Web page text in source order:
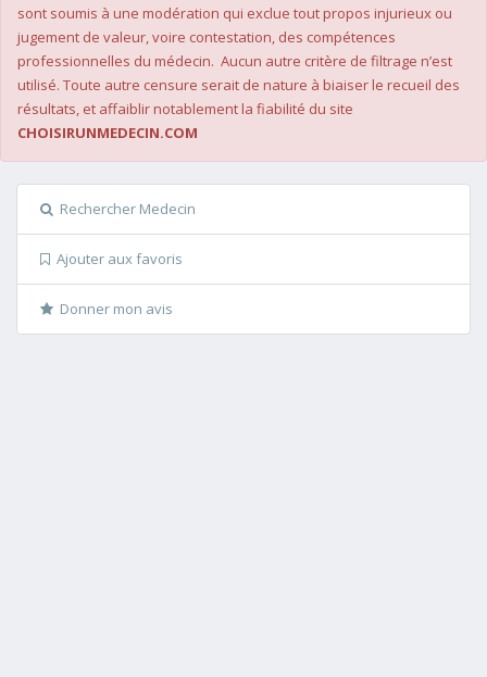
sont soumis à une modération qui exclue tout propos injurieux ou
jugement de valeur, voire contestation, des compétences
professionnelles du médecin. Aucun autre critère de filtrage n’est
utilisé. Toute autre censure serait de nature à biaiser le recueil des
résultats, et affaiblir notablement la fiabilité du site
CHOISIRUNMEDECIN.COM
Rechercher Medecin
Ajouter aux favoris
Donner mon avis